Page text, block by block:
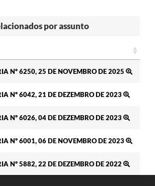
por assunto
Nº 6250, 25 DE NOVEMBRO DE 2025
Nº 6042, 21 DE DEZEMBRO DE 2023
Nº 6026, 04 DE DEZEMBRO DE 2023
Nº 6001, 06 DE NOVEMBRO DE 2023
Nº 5882, 22 DE DEZEMBRO DE 2022